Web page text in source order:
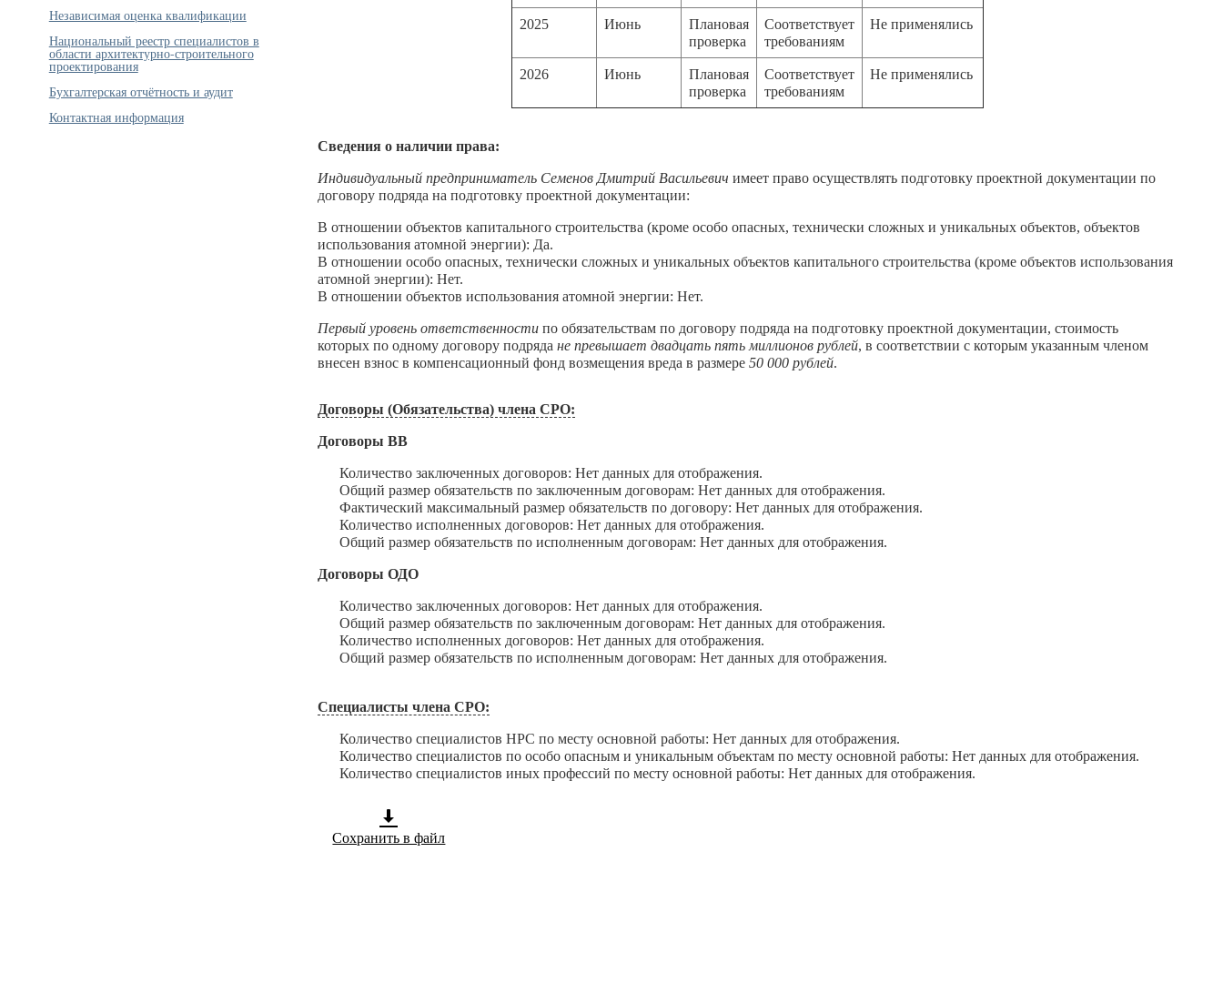
Независимая оценка квалификации
Национальный реестр специалистов в
области архитектурно-строительного
проектирования
Бухгалтерская отчётность и аудит
Контактная информация
2025 Июнь
Плановая
проверка
Соответствует
требованиям
Не применялись
2026 Июнь
Плановая
проверка
Соответствует
требованиям
Не применялись
Сведения о наличии права:
Индивидуальный предприниматель Семенов Дмитрий Васильевич имеет право осуществлять подготовку проектной документации по
договору подряда на подготовку проектной документации:
В отношении объектов капитального строительства (кроме особо опасных, технически сложных и уникальных объектов, объектов
использования атомной энергии): Да.
В отношении особо опасных, технически сложных и уникальных объектов капитального строительства (кроме объектов использования
атомной энергии): Нет.
В отношении объектов использования атомной энергии: Нет.
Первый уровень ответственности по обязательствам по договору подряда на подготовку проектной документации, стоимость
которых по одному договору подрядане превышает двадцать пять миллионов рублей, в соответствии с которым указанным членом
внесен взнос в компенсационный фонд возмещения вреда в размере50 000 рублей.
Договоры (Обязательства) члена СРО:
Договоры ВВ
Количество заключенных договоров: Нет данных для отображения.
Общий размер обязательств по заключенным договорам: Нет данных для отображения.
Фактический максимальный размер обязательств по договору: Нет данных для отображения.
Количество исполненных договоров: Нет данных для отображения.
Общий размер обязательств по исполненным договорам: Нет данных для отображения.
Договоры ОДО
Количество заключенных договоров: Нет данных для отображения.
Общий размер обязательств по заключенным договорам: Нет данных для отображения.
Количество исполненных договоров: Нет данных для отображения.
Общий размер обязательств по исполненным договорам: Нет данных для отображения.
Специалисты члена СРО:
Количество специалистов НРС по месту основной работы: Нет данных для отображения.
Количество специалистов по особо опасным и уникальным объектам по месту основной работы: Нет данных для отображения.
Количество специалистов иных профессий по месту основной работы: Нет данных для отображения.
Сохранить в файл